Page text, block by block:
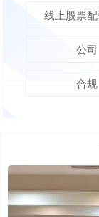
线上股票
公司
合规